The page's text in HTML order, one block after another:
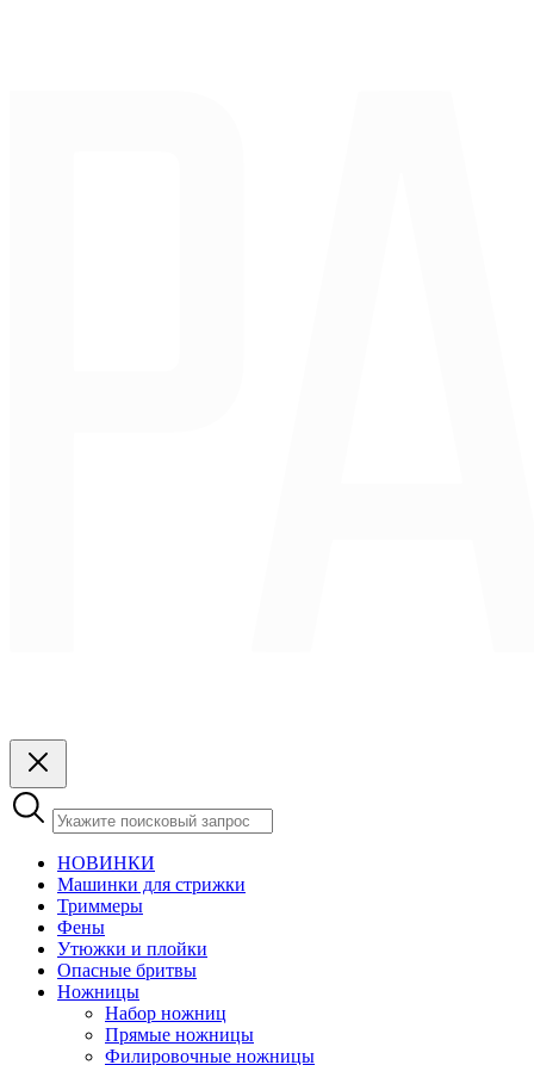
НОВИНКИ
Машинки для стрижки
Триммеры
Фены
Утюжки и плойки
Опасные бритвы
Ножницы
Набор ножниц
Прямые ножницы
Филировочные ножницы